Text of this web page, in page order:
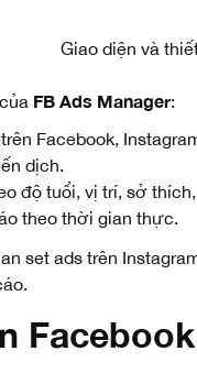
Giao diện và
FB Ads Manager:
Facebook,
dịch.
độ tuổi, vị trí, sở
theo thời gian thực.
set ads trên